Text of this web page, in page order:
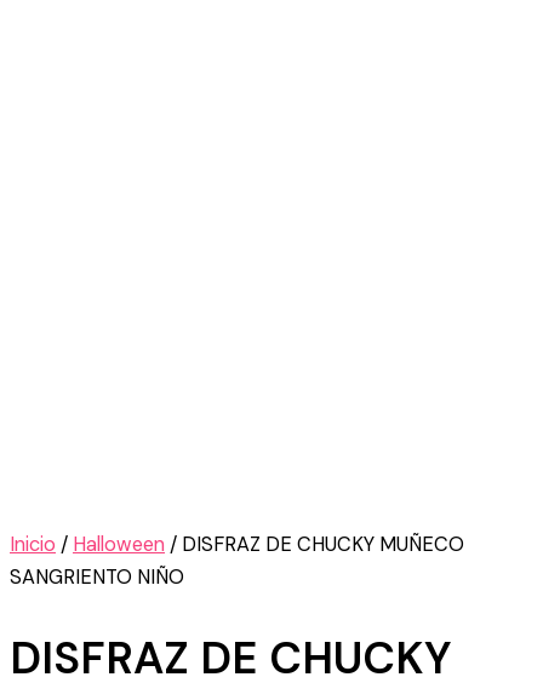
Inicio / Halloween / DISFRAZ DE CHUCKY MUÑECO
SANGRIENTO NIÑO
DISFRAZ DE CHUCKY